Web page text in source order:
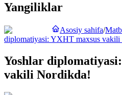
Yangiliklar
Asosiy sahifa/
diplomatiyasi: YXHT maxsus
Yoshlar
vakili Nordikda!